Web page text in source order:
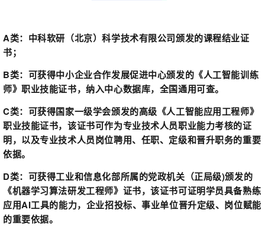
A类： 中科软研（北京）科学技术有限公司颁发的课程结业证
书；
B类： 可获得中小企业合作发展促进中心颁发的《人工智能训练
师》职业技能证书，纳入中心数据库，全国通用可查。
C类： 可获得国家一级学会颁发的高级《人工智能应用工程师》
职业技能证书，该证书可作为专业技术人员职业能力考核的证
明，以及专业技术人员岗位聘用、任职、定级和晋升职务的重要
依据。
D类： 可获得工业和信息化部所属的党政机关（正局级)颁发的
《机器学习算法研发工程师》证书，该证书可证明学员具备熟练
应用AI工具的能力，企业招投标、事业单位晋升定级、岗位赋能
的重要依据。